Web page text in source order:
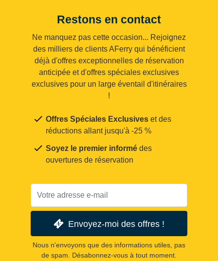
Restons en contact
Ne manquez pas cette occasion... Rejoignez
des milliers de clients AFerry qui bénéficient
déjà d'offres exceptionnelles de réservation
anticipée et d'offres spéciales exclusives
exclusives pour un large éventail d'itinéraires
!
Offres Spéciales Exclusives et des
réductions allant jusqu'à -25 %
Soyez le premier informé des
ouvertures de réservation
Envoyez-moi des offres !
Nous n'envoyons que des informations utiles, pas
de spam. Désabonnez-vous à tout moment.